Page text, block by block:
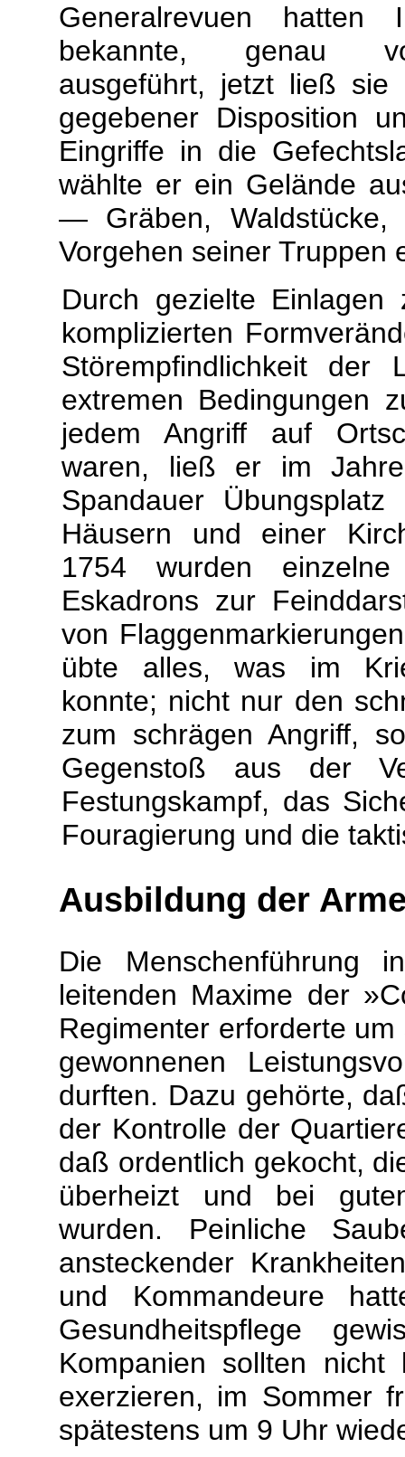
Generalrevuen hatten
bekannte, genau
ausgeführt, jetzt ließ
gegebener Disposition
Eingriffe in die
wählte er ein Gelände
— Gräben,
Vorgehen seiner Truppen
Durch gezielte
komplizierten
Störempfindlichkeit der
extremen Bedingungen
jedem Angriff auf
waren, ließ er im
Spandauer
Häusern und einer
1754 wurden
Eskadrons zur
von
übte alles, was im
konnte; nicht nur den
zum schrägen Angriff,
Gegenstoß aus der
Festungskampf, das
Fouragierung und die
Ausbildung der
Die Menschenführung
leitenden Maxime der
Regimenter erforderte
gewonnenen
durften. Dazu gehörte,
der Kontrolle der
daß ordentlich gekocht,
überheizt und bei
wurden. Peinliche
ansteckender
und Kommandeure
Gesundheitspflege
Kompanien sollten
exerzieren, im Sommer
spätestens um 9 Uhr